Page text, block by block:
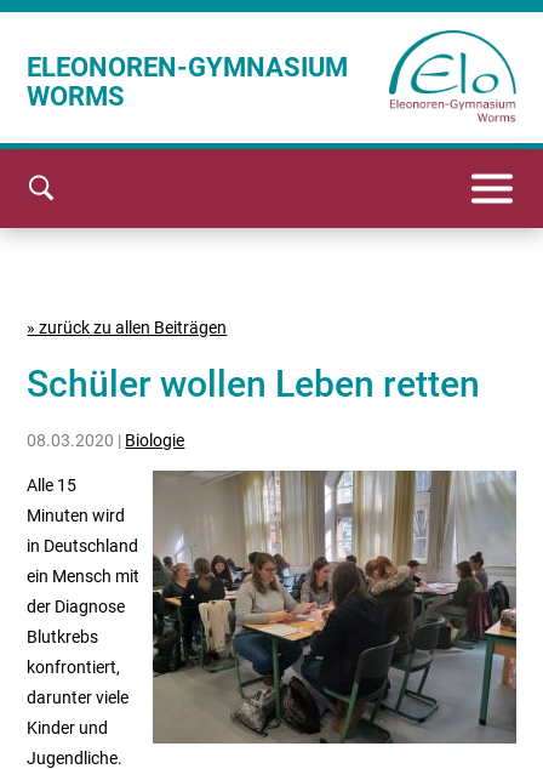
ELEONOREN-GYMNASIUM
WORMS
» zurück zu allen Beiträgen
Schüler wollen Leben retten
08.03.2020 | Biologie
Alle 15
Minuten wird
in Deutschland
ein Mensch mit
der Diagnose
Blutkrebs
konfrontiert,
darunter viele
Kinder und
Jugendliche.